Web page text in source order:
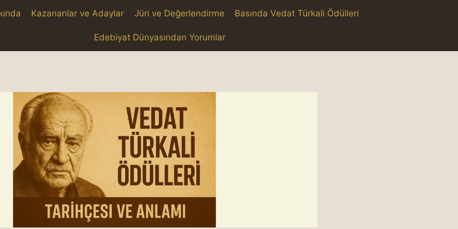
Kazananlar ve Adaylar Jüri ve Değerlendirme Basında Vedat Türkali Ödülleri
Edebiyat Dünyasından Yorumlar